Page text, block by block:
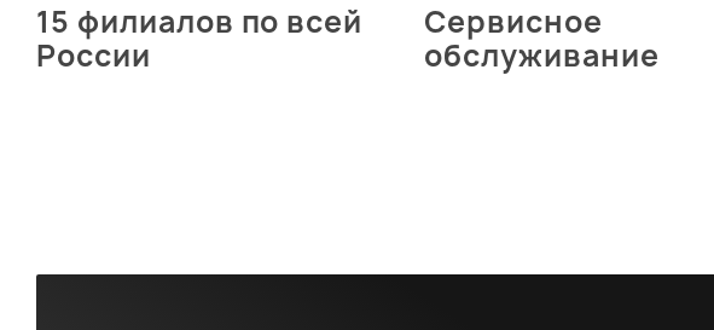
15 филиалов по всей
России
Сервисное
обслуживание